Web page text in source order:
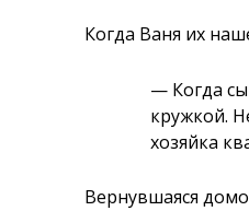
Когда Ваня их
— Когда
кружкой.
хозяйка
Вернувшаяся